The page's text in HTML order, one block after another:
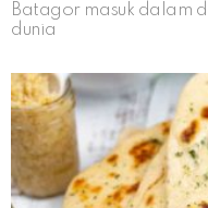
Batagor masuk dalam
dunia